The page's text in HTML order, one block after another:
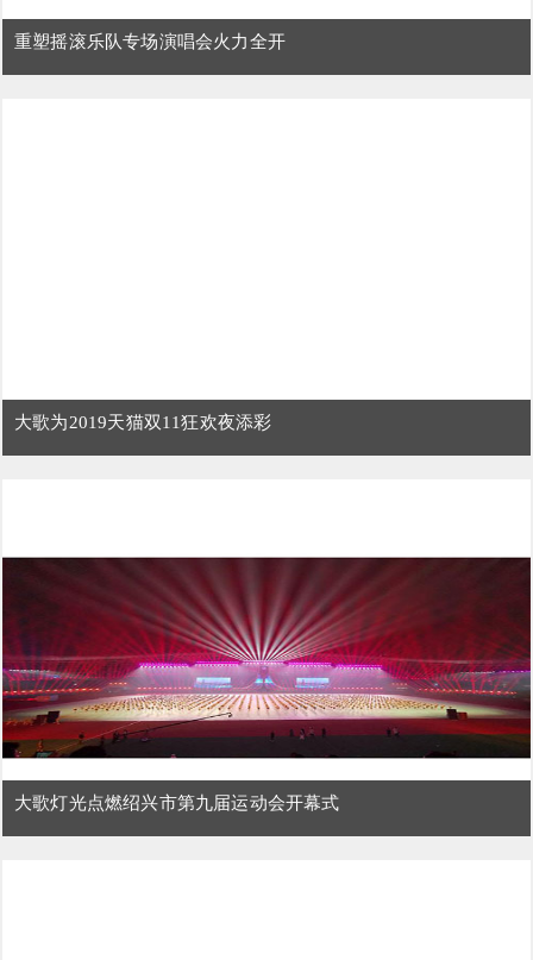
重塑摇滚乐队专场演唱会火力全开
大歌为2019天猫双11狂欢夜添彩
大歌灯光点燃绍兴市第九届运动会开幕式